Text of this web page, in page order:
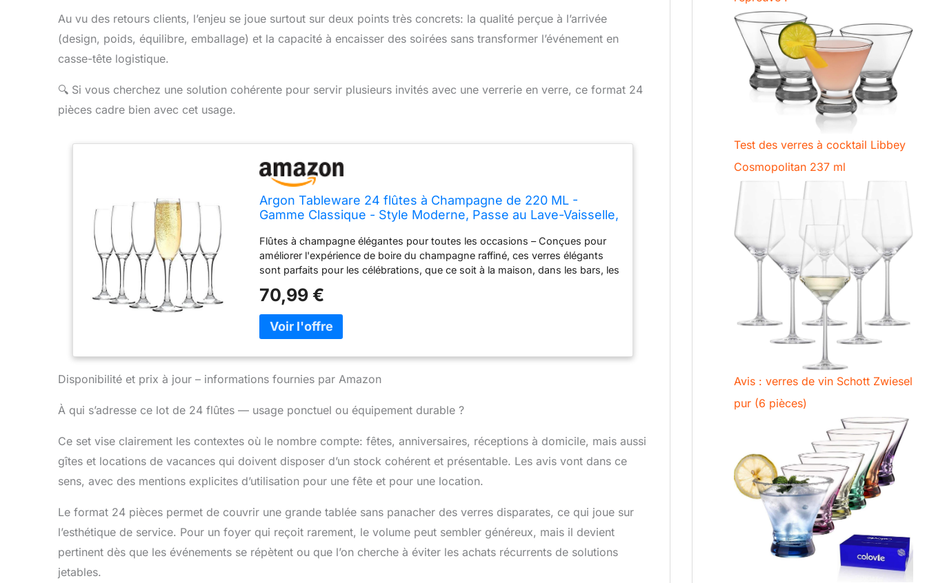
Au vu des retours clients, l’enjeu se joue surtout sur deux points très concrets: la qualité perçue à l’arrivée
(design, poids, équilibre, emballage) et la capacité à encaisser des soirées sans transformer l’événement en
casse-tête logistique.
🔍 Si vous cherchez une solution cohérente pour servir plusieurs invités avec une verrerie en verre, ce format 24
pièces cadre bien avec cet usage.
Argon Tableware 24 flûtes à Champagne de 220 ML -
Gamme Classique - Style Moderne, Passe au Lave-Vaisselle,
Mousseux
Flûtes à champagne élégantes pour toutes les occasions – Conçues pour
améliorer l'expérience de boire du champagne raffiné, ces verres élégants
sont parfaits pour les célébrations, que ce soit à la maison, dans les bars, les
sophistication intemporelle. Bol de forme parfaite pour l'effervescence – Le
design raffiné du bol vous permet de profiter pleinement des bulles et de
l'arôme du champagne ou du vin mousseux. Un bord roulé souple ajoute de
la durabilité et de la résistance contre l’écaillage, garantissant une élégance
et une fonctionnalité durables. Tige haute et fine pour le contrôle de la
boisson à la température idéale, empêchant le transfert de chaleur de vos
usage domestique ou professionnel. Durables et 100 % lavables au lave-
champagne passent entièrement au lave-vaisselle pour un nettoyage facile.
La construction robuste est conçue pour résister à une utilisation fréquente,
Ensemble de douze avec emballage prêt à offrir – Cet ensemble de douze
un cadeau idéal pour les mariages, les pendaisons de crémaillère ou les
célébrations spéciales. Dimensions : 23 cm (H) x 4,9 cm (P) avec une
70,99 €
Disponibilité et prix à jour – informations fournies par Amazon
À qui s’adresse ce lot de 24 flûtes — usage ponctuel ou équipement durable ?
Ce set vise clairement les contextes où le nombre compte: fêtes, anniversaires, réceptions à domicile, mais aussi
gîtes et locations de vacances qui doivent disposer d’un stock cohérent et présentable. Les avis vont dans ce
sens, avec des mentions explicites d’utilisation pour une fête et pour une location.
Le format 24 pièces permet de couvrir une grande tablée sans panacher des verres disparates, ce qui joue sur
l’esthétique de service. Pour un foyer qui reçoit rarement, le volume peut sembler généreux, mais il devient
pertinent dès que les événements se répètent ou que l’on cherche à éviter les achats récurrents de solutions
jetables.
Test des verres à cocktail Libbey
Cosmopolitan 237 ml
Avis : verres de vin Schott Zwiesel
pur (6 pièces)